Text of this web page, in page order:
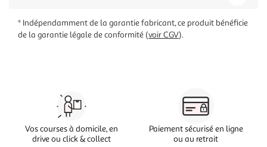
* Indépendamment de la garantie fabricant, ce produit bénéficie
de la garantie légale de conformité (voir CGV).
Vos courses à domicile, en
drive ou click & collect
Paiement sécurisé en ligne
ou au retrait